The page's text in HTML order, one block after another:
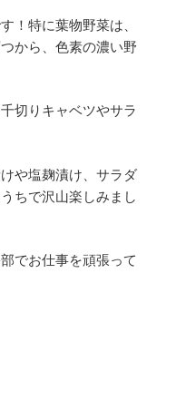
！特に葉物野菜は、
から、色素の濃い野
切りキャベツやサラ
や塩麹漬け、サラダ
ちで沢山楽しみまし
でお仕事を頑張って